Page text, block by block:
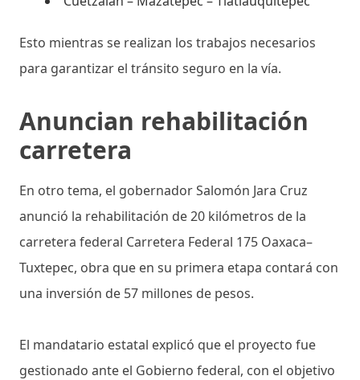
Esto mientras se realizan los trabajos necesarios
para garantizar el tránsito seguro en la vía.
Anuncian rehabilitación
carretera
En otro tema, el gobernador Salomón Jara Cruz
anunció la rehabilitación de 20 kilómetros de la
carretera federal Carretera Federal 175 Oaxaca–
Tuxtepec, obra que en su primera etapa contará con
una inversión de 57 millones de pesos.
El mandatario estatal explicó que el proyecto fue
gestionado ante el Gobierno federal, con el objetivo